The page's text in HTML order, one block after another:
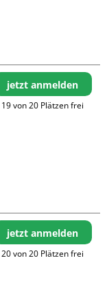
jetzt anmelden
19 von 20 Plätzen frei
jetzt anmelden
20 von 20 Plätzen frei